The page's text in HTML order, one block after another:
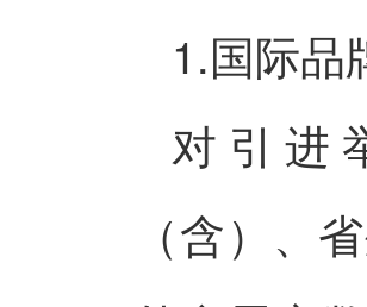
1.国际品
对引进
（含）、